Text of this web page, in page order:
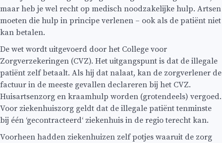
maar heb je wel recht op medisch noodzakelijke hulp. Artsen
moeten die hulp in principe verlenen – ook als de patiënt niet
kan betalen.
De wet wordt uitgevoerd door het College voor
Zorgverzekeringen (CVZ). Het uitgangspunt is dat de illegale
patiënt zelf betaalt. Als hij dat nalaat, kan de zorgverlener de
factuur in de meeste gevallen declareren bij het CVZ.
Huisartsenzorg en kraamhulp worden (grotendeels) vergoed.
Voor ziekenhuiszorg geldt dat de illegale patiënt tenminste
bij één ‘gecontracteerd‘ ziekenhuis in de regio terecht kan.
Voorheen hadden ziekenhuizen zelf potjes waaruit de zorg